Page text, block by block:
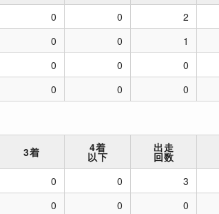
0 0
2
0 0
1
0 0
0
0 0 0
3着 4着
以下
出走
回数
0 0
3
0 0
0